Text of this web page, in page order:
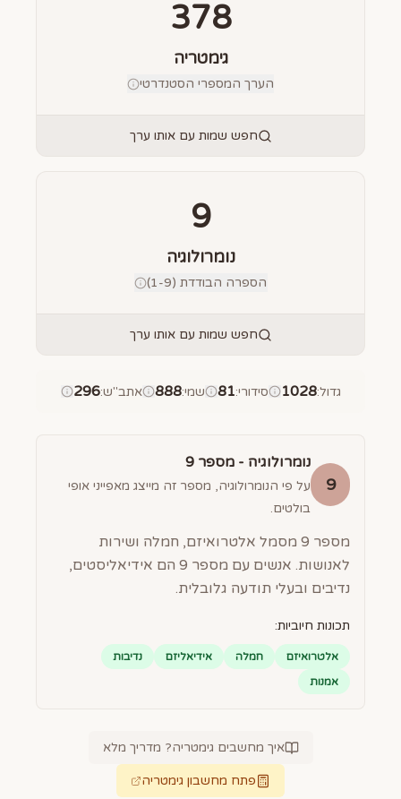
378
גימטריה
הערך המספרי הסטנדרטי
חפש שמות עם אותו ערך
9
נומרולוגיה
הספרה הבודדת (1-9)
חפש שמות עם אותו ערך
גדול:
1028 סידורי:
81 שמי:
888 אתב"ש:
296
9
נומרולוגיה - מספר 9
על פי הנומרולוגיה, מספר זה מייצג מאפייני אופי
בולטים.
מספר 9 מסמל אלטרואיזם, חמלה ושירות
לאנושות. אנשים עם מספר 9 הם אידיאליסטים,
נדיבים ובעלי תודעה גלובלית.
תכונות חיוביות:
אלטרואיזם חמלה אידיאליזם
נדיבות
אמנות
איך מחשבים גימטריה? מדריך מלא
פתח מחשבון גימטריה